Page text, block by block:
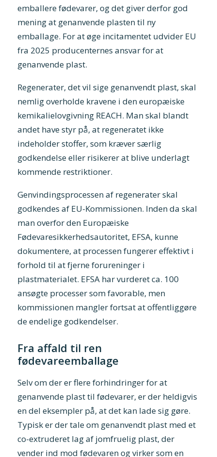
emballere fødevarer, og det giver derfor god
mening at genanvende plasten til ny
emballage. For at øge incitamentet udvider EU
fra 2025 producenternes ansvar for at
genanvende plast.
Regenerater, det vil sige genanvendt plast, skal
nemlig overholde kravene i den europæiske
kemikalielovgivning REACH. Man skal blandt
andet have styr på, at regeneratet ikke
indeholder stoffer, som kræver særlig
godkendelse eller risikerer at blive underlagt
kommende restriktioner.
Genvindingsprocessen af regenerater skal
godkendes af EU-Kommissionen. Inden da skal
man overfor den Europæiske
Fødevaresikkerhedsautoritet, EFSA, kunne
dokumentere, at processen fungerer effektivt i
forhold til at fjerne forureninger i
plastmaterialet. EFSA har vurderet ca. 100
ansøgte processer som favorable, men
kommissionen mangler fortsat at offentliggøre
de endelige godkendelser.
Fra affald til ren
fødevareemballage
Selv om der er flere forhindringer for at
genanvende plast til fødevarer, er der heldigvis
en del eksempler på, at det kan lade sig gøre.
Typisk er der tale om genanvendt plast med et
co-extruderet lag af jomfruelig plast, der
vender ind mod fødevaren og virker som en